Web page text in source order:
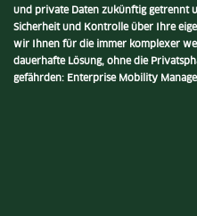
und private Daten zukünftig getrennt
Sicherheit und Kontrolle über Ihre
wir Ihnen für die immer komplexer
dauerhafte Lösung, ohne die
gefährden: Enterprise Mobility